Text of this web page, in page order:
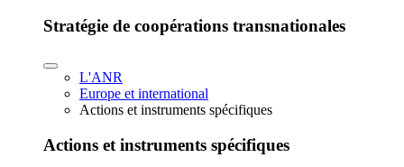
Stratégie de coopérations transnationales
L'ANR
Europe et international
Actions et instruments spécifiques
Actions et instruments spécifiques